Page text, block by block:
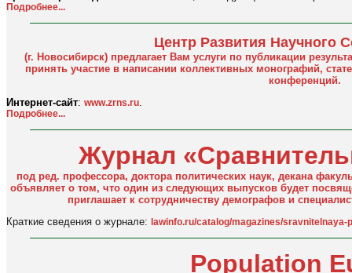
Подробнее...
Центр Развития Научного
(г. Новосибирск) предлагает Вам услуги по публикации
принять участие в написании коллективных монографий,
конференций.
Интернет-сайт: www.zrns.ru.
Подробнее...
Журнал
под ред. профессора, доктора политических наук, декана
объявляет о том, что один из следующих выпусков будет
приглашает к сотрудничеству демографов и
Краткие сведения о журнале: lawinfo.ru/catalog/magazines/sravnitelnaya-
Population